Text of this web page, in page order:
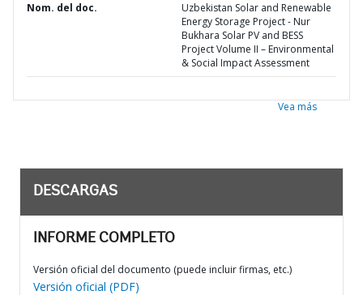
Nom. del doc.
Uzbekistan Solar and Renewable
Energy Storage Project - Nur
Bukhara Solar PV and BESS
Project Volume II – Environmental
& Social Impact Assessment
Vea más
DESCARGAS
INFORME COMPLETO
Versión oficial del documento (puede incluir firmas, etc.)
Versión oficial (PDF)